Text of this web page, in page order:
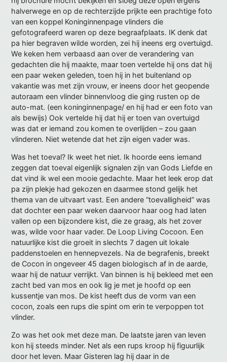
halverwege en op de rechterzijde prijkte een prachtige foto
van een koppel Koninginnenpage vlinders die
gefotografeerd waren op deze begraafplaats. IK denk dat
pa hier begraven wilde worden, zei hij ineens erg overtuigd.
We keken hem verbaasd aan over de verandering van
gedachten die hij maakte, maar toen vertelde hij ons dat hij
een paar weken geleden, toen hij in het buitenland op
vakantie was met zijn vrouw, er ineens door het geopende
autoraam een vlinder binnenvloog die ging rusten op de
auto-mat. (een koninginnenpage/ en hij had er een foto van
als bewijs) Ook vertelde hij dat hij er toen van overtuigd
was dat er iemand zou komen te overlijden – zou gaan
vlinderen. Niet wetende dat het zijn eigen vader was.
Was het toeval? Ik weet het niet. Ik hoorde eens iemand
zeggen dat toeval eigenlijk signalen zijn van Gods Liefde en
dat vind ik wel een mooie gedachte. Maar het leek erop dat
pa zijn plekje had gekozen en daarmee stond gelijk het
thema van de uitvaart vast. Een andere “toevalligheid” was
dat dochter een paar weken daarvoor haar oog had laten
vallen op een bijzondere kist, die ze graag, als het zover
was, wilde voor haar vader. De Loop Living Cocoon. Een
natuurlijke kist die groeit in slechts 7 dagen uit lokale
paddenstoelen en hennepvezels. Na de begrafenis, breekt
de Cocon in ongeveer 45 dagen biologisch af in de aarde,
waar hij de natuur verrijkt. Van binnen is hij bekleed met een
zacht bed van mos en ook lig je met je hoofd op een
kussentje van mos. De kist heeft dus de vorm van een
cocon, zoals een rups die spint om erin te verpoppen tot
vlinder.
Zo was het ook met deze man. De laatste jaren van leven
kon hij steeds minder. Net als een rups kroop hij figuurlijk
door het leven. Maar Gisteren lag hij daar in de